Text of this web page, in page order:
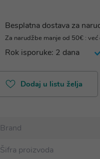
Besplatna dostava za
Za narudžbe manje od 50€ :
Rok isporuke: 2 dana
Dodaj u listu želja
Brand
Šifra proizvoda